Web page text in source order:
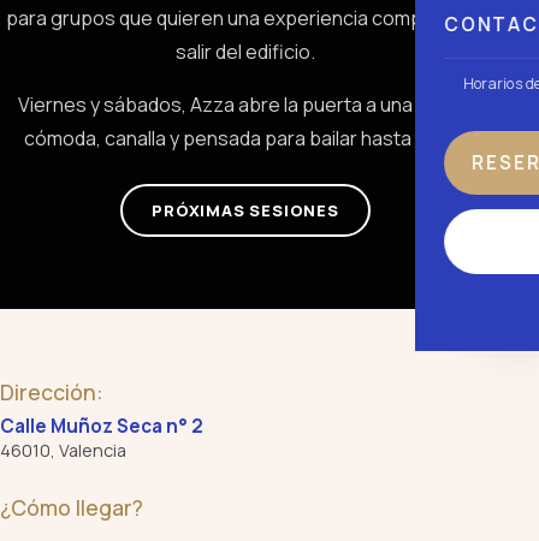
Horarios
QUÉ HACER
para grupos que quieren una experiencia completa sin
salir del edificio.
Viernes y sábados, Azza abre la puerta a una noche
cómoda, canalla y pensada para bailar hasta tarde.
PRÓXIMAS SESIONES
Dirección:
Calle Muñoz Seca n° 2
46010, Valencia
¿Cómo llegar?